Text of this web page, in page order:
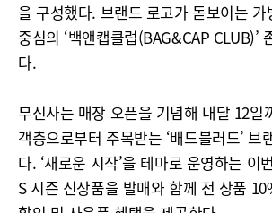
을 구성했다. 브랜드 로고가 돋보이는
중심의 ‘백앤캡클럽(BAG&CAP CLUB)’
다.
무신사는 매장 오픈을 기념해 내달 12일
객층으로부터 주목받는 ‘배드블러드’ 브
다. ‘새로운 시작’을 테마로 운영하는 이
S 시즌 신상품을 발매와 함께 전 상품